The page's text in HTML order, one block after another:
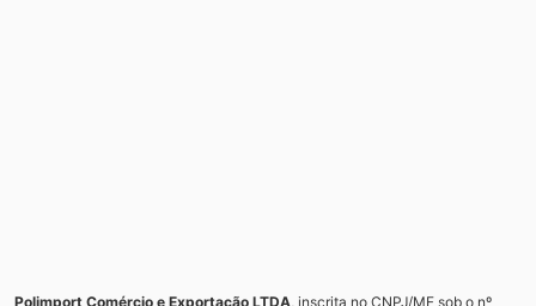
Polimport Comércio e Exportação LTDA, inscrita no CNPJ/MF sob o nº